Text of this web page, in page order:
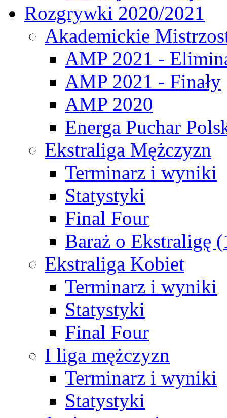
Rozgrywki 2020/2021
Akademickie
AMP 2021 -
AMP 2021 - Finały
AMP 2020
Energa Puchar
Ekstraliga Mężczyzn
Terminarz i wyniki
Statystyki
Final Four
Baraż o Ekstraligę
Ekstraliga Kobiet
Terminarz i wyniki
Statystyki
Final Four
I liga mężczyzn
Terminarz i wyniki
Statystyki